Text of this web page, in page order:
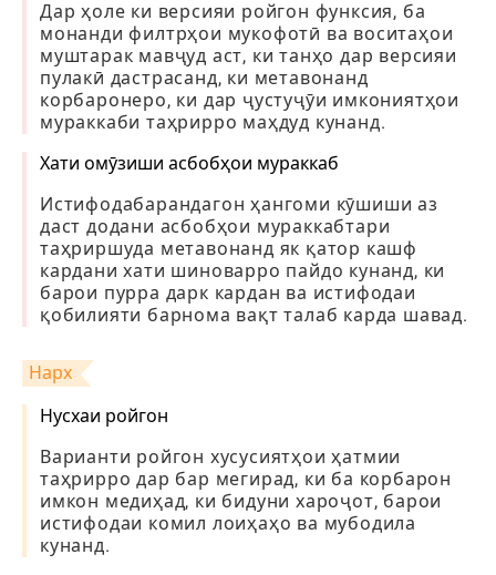
Дар ҳоле ки версияи ройгон функсия, ба
монанди филтрҳои мукофотӣ ва воситаҳои
муштарак мавҷуд аст, ки танҳо дар версияи
пулакӣ дастрасанд, ки метавонанд
корбаронеро, ки дар ҷустуҷӯи имкониятҳои
мураккаби таҳрирро маҳдуд кунанд.
Хати омӯзиши асбобҳои мураккаб
Истифодабарандагон ҳангоми кӯшиши аз
даст додани асбобҳои мураккабтари
таҳриршуда метавонанд як қатор кашф
кардани хати шиноварро пайдо кунанд, ки
барои пурра дарк кардан ва истифодаи
қобилияти барнома вақт талаб карда шавад.
Нарх
Нусхаи ройгон
Варианти ройгон хусусиятҳои ҳатмии
таҳрирро дар бар мегирад, ки ба корбарон
имкон медиҳад, ки бидуни хароҷот, барои
истифодаи комил лоиҳаҳо ва мубодила
кунанд.